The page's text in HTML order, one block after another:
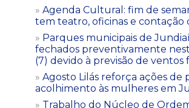
Agenda Cultural: fim de
tem teatro, oficinas e contação
Parques municipais de
fechados preventivamente
(7) devido à previsão de ventos
Agosto Lilás reforça ações de
acolhimento às mulheres em
Trabalho do Núcleo de